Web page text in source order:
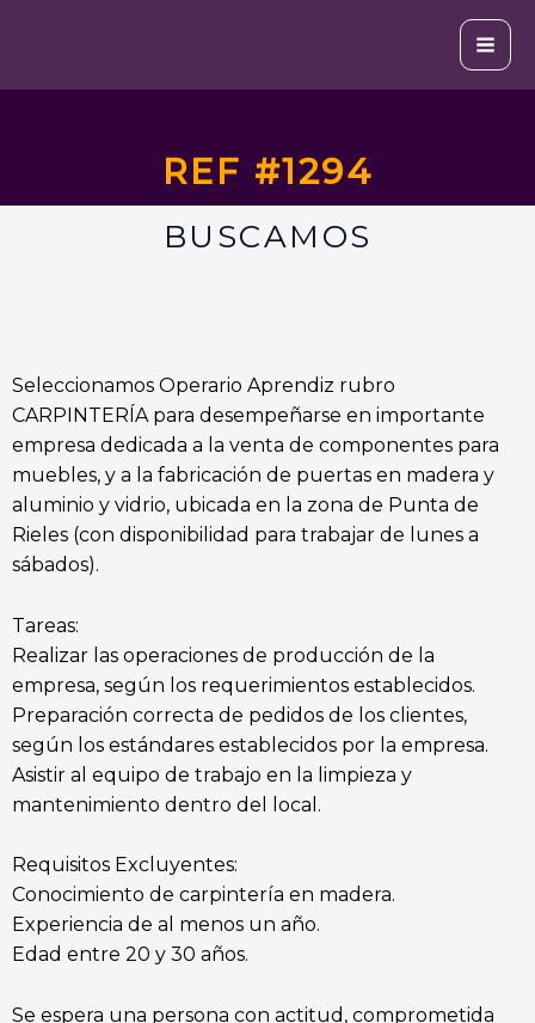
REF #1294
BUSCAMOS
Seleccionamos Operario Aprendiz rubro
CARPINTERÍA para desempeñarse en importante
empresa dedicada a la venta de componentes para
muebles, y a la fabricación de puertas en madera y
aluminio y vidrio, ubicada en la zona de Punta de
Rieles (con disponibilidad para trabajar de lunes a
sábados).
Tareas:
Realizar las operaciones de producción de la
empresa, según los requerimientos establecidos.
Preparación correcta de pedidos de los clientes,
según los estándares establecidos por la empresa.
Asistir al equipo de trabajo en la limpieza y
mantenimiento dentro del local.
Requisitos Excluyentes:
Conocimiento de carpintería en madera.
Experiencia de al menos un año.
Edad entre 20 y 30 años.
Se espera una persona con actitud, comprometida